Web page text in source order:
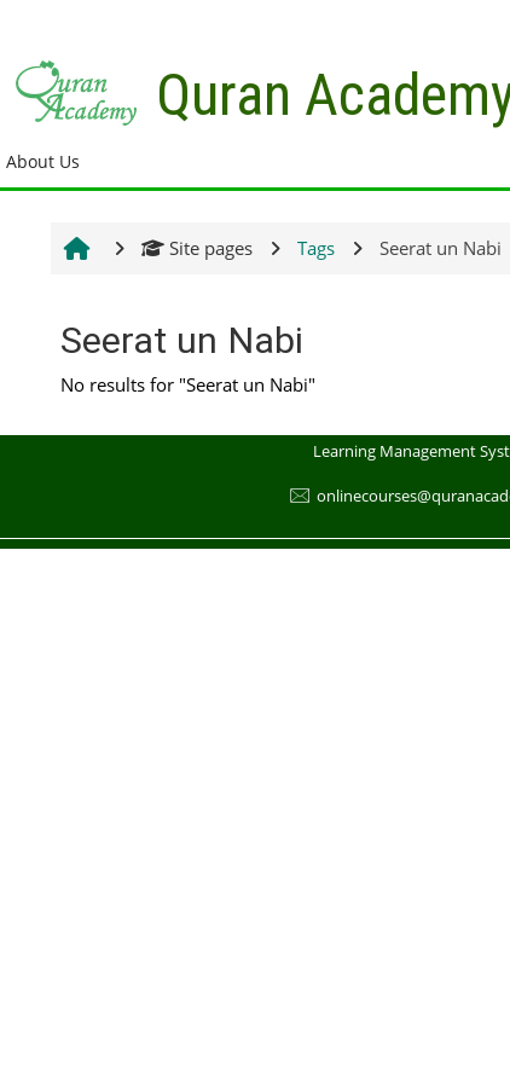
Quran
About Us
Site pages Tags Seerat un Nabi
Seerat un Nabi
No results for "Seerat un Nabi"
Learning Management
🖂